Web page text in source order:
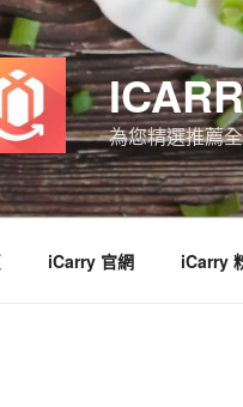
為您精選推薦
iCarry 官網 iCarry